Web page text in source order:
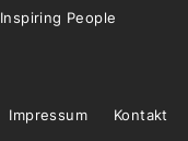
Inspiring People
Impressum Kontakt